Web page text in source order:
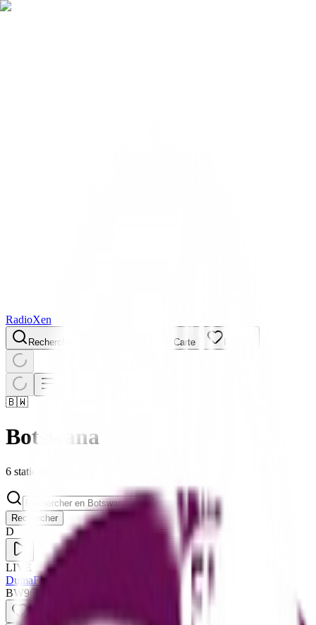
RadioXen
Recherche Carte
🇧🇼
Botswana
6 stations
Rechercher
D
LIVE
DumaFM
BW96k